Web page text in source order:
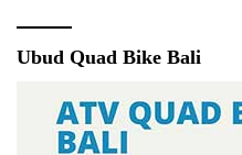
Ubud Quad Bike Bali